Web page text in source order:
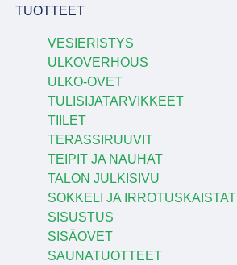
TUOTTEET
VESIERISTYS
ULKOVERHOUS
ULKO-OVET
TULISIJATARVIKKEET
TIILET
TERASSIRUUVIT
TEIPIT JA NAUHAT
TALON JULKISIVU
SOKKELI JA IRROTUSKAISTAT
SISUSTUS
SISÄOVET
SAUNATUOTTEET